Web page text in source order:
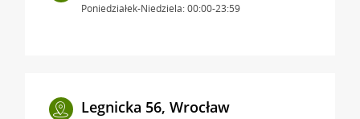
Poniedziałek-Niedziela: 00:00-23:59
Legnicka 56, Wrocław